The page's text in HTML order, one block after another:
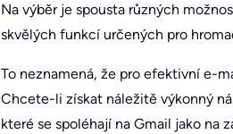
Na výběr je spousta různých
skvělých funkcí určených pro
To neznamená, že pro efektivní e-
Chcete-li získat náležitě výkonný
které se spoléhají na Gmail jako na